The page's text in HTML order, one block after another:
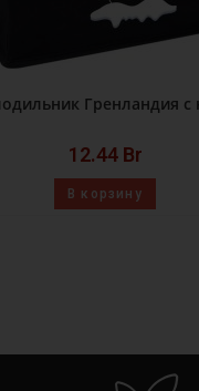
Гренландия с
12.44 Br
В корзину